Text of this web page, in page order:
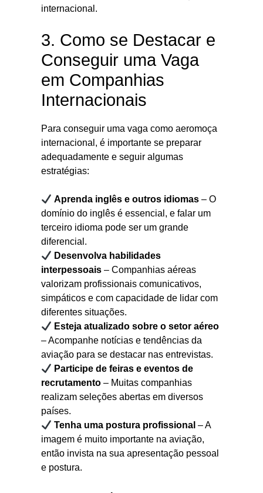
internacional.
3. Como se Destacar e
Conseguir uma Vaga
em Companhias
Internacionais
Para conseguir uma vaga como aeromoça
internacional, é importante se preparar
adequadamente e seguir algumas
estratégias:
Aprenda inglês e outros idiomas – O
domínio do inglês é essencial, e falar um
terceiro idioma pode ser um grande
diferencial.
Desenvolva habilidades
interpessoais – Companhias aéreas
valorizam profissionais comunicativos,
simpáticos e com capacidade de lidar com
diferentes situações.
Esteja atualizado sobre o setor aéreo
– Acompanhe notícias e tendências da
aviação para se destacar nas entrevistas.
Participe de feiras e eventos de
recrutamento – Muitas companhias
realizam seleções abertas em diversos
países.
Tenha uma postura profissional – A
imagem é muito importante na aviação,
então invista na sua apresentação pessoal
e postura.